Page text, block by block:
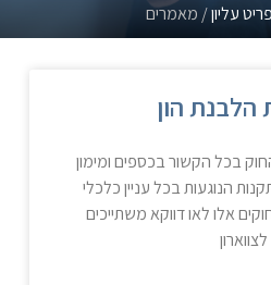
עליון/ מאמרים
הלבנת הון
בכל הקשור בכספים ומימון
הנוגעות בכל עניין כלכלי
אלו לאו דווקא משתייכים
לצווארון